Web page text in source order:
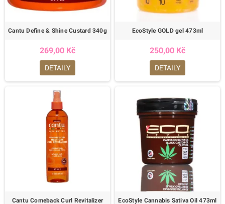
Cantu Define & Shine Custard 340g
269,00 Kč
DETAILY
EcoStyle GOLD gel 473ml
250,00 Kč
DETAILY
Cantu Comeback Curl Revitalizer EcoStyle Cannabis Sativa Oil 473ml